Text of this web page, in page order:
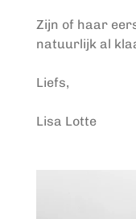
Zijn of haar
natuurlijk al
Liefs,
Lisa Lotte